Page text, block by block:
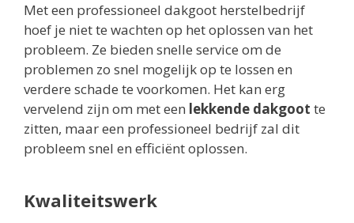
Met een professioneel dakgoot herstelbedrijf
hoef je niet te wachten op het oplossen van het
probleem. Ze bieden snelle service om de
problemen zo snel mogelijk op te lossen en
verdere schade te voorkomen. Het kan erg
vervelend zijn om met een lekkende dakgoot te
zitten, maar een professioneel bedrijf zal dit
probleem snel en efficiënt oplossen.
Kwaliteitswerk